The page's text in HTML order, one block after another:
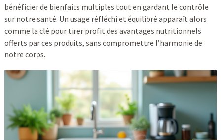
bénéficier de bienfaits multiples tout en gardant le contrôle
sur notre santé. Un usage réfléchi et équilibré apparaît alors
comme la clé pour tirer profit des avantages nutritionnels
offerts par ces produits, sans compromettre l’harmonie de
notre corps.